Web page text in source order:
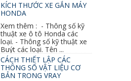
KÍCH THƯỚC XE GẮN MÁY
HONDA
Xem thêm : - Thông số kỹ
thuật xe ô tô Honda các
loại. - Thông số kỹ thuật xe
Buýt các loại. Tên ...
CÁCH THIẾT LẬP CÁC
THÔNG SỐ VẬT LIỆU CƠ
BẢN TRONG VRAY